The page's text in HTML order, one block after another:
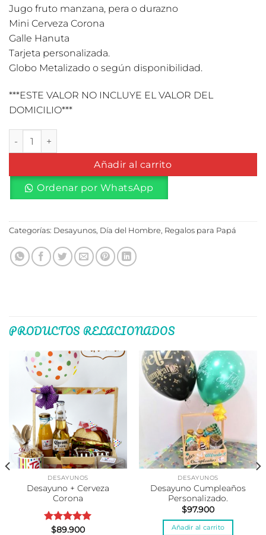
Jugo fruto manzana, pera o durazno
Mini Cerveza Corona
Galle Hanuta
Tarjeta personalizada.
Globo Metalizado o según disponibilidad.
***ESTE VALOR NO INCLUYE EL VALOR DEL
DOMICILIO***
Desayuno + Torta Individual cantidad
Añadir al carrito
Ordenar por WhatsApp
Categorías: Desayunos Día del Hombre Regalos para Papá
PRODUCTOS RELACIONADOS
DESAYUNOS
Desayuno + Cerveza
Corona
Valorado
$89.900
DESAYUNOS
Desayuno Cumpleaños
Personalizado.
$97.900
Añadir al carrito